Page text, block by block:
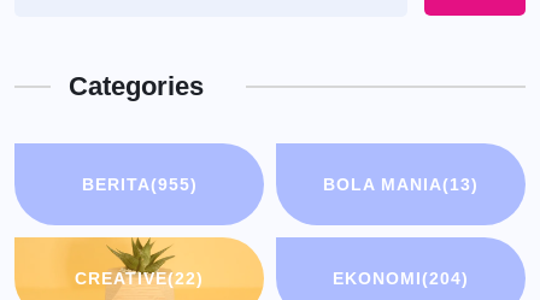
Categories
BERITA(955) BOLA MANIA(13)
CREATIVE(22) EKONOMI(204)